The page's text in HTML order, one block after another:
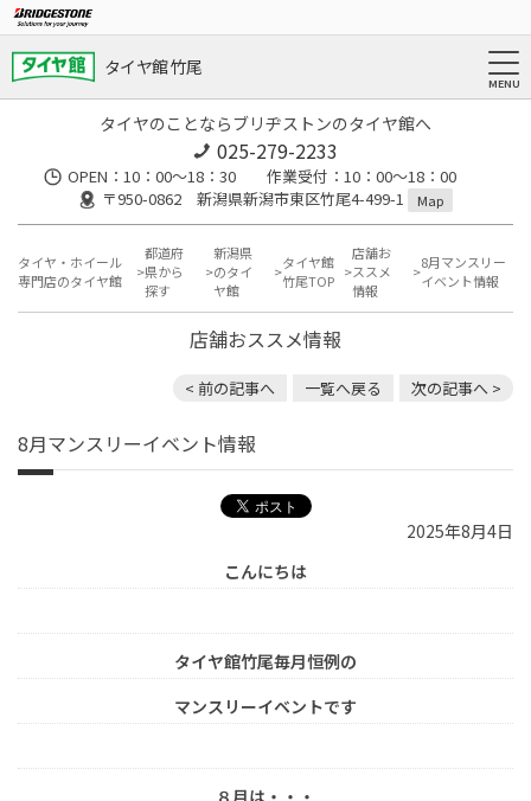
タイヤ館 竹尾
タイヤのことならブリヂストンのタイヤ館へ
025-279-2233
OPEN：10：00～18：30 作業受付：10：00～18：00
〒950-0862 新潟県新潟市東区竹尾4-499-1
Map
タイヤ・ホイール
専門店のタイヤ館
都道府
県から
探す
新潟県
のタイ
ヤ館
タイヤ館
竹尾TOP
店舗お
ススメ
情報
8月マンスリー
イベント情報
店舗おススメ情報
< 前の記事へ 一覧へ戻る 次の記事へ >
8月マンスリーイベント情報
2025年8月4日
こんにちは
タイヤ館竹尾毎月恒例の
マンスリーイベントです